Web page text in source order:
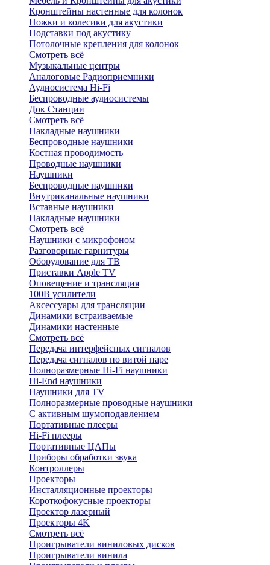
Кронштейны настенные для колонок
Ножки и колесики для акустики
Подставки под акустику
Потолочные крепления для колонок
Смотреть всё
Музыкальные центры
Аналоговые Радиоприемники
Аудиосистема Hi-Fi
Беспроводные аудиосистемы
Док Станции
Смотреть всё
Накладные наушники
Беспроводные наушники
Костная проводимость
Проводные наушники
Наушники
Беспроводные наушники
Внутриканальные наушники
Вставные наушники
Накладные наушники
Смотреть всё
Наушники с микрофоном
Разговорные гарнитуры
Оборудование для ТВ
Приставки Apple TV
Оповещение и трансляция
100В усилители
Аксессуары для трансляции
Динамики встраиваемые
Динамики настенные
Смотреть всё
Передача интерфейсных сигналов
Передача сигналов по витой паре
Полноразмерные Hi-Fi наушники
Hi-End наушники
Наушники для TV
Полноразмерные проводные наушники
С активным шумоподавлением
Портативные плееры
Hi-Fi плееры
Портативные ЦАПы
Приборы обработки звука
Контроллеры
Проекторы
Инсталляционные проекторы
Короткофокусные проекторы
Проектор лазерный
Проекторы 4K
Смотреть всё
Проигрыватели виниловых дисков
Проигрыватели винила